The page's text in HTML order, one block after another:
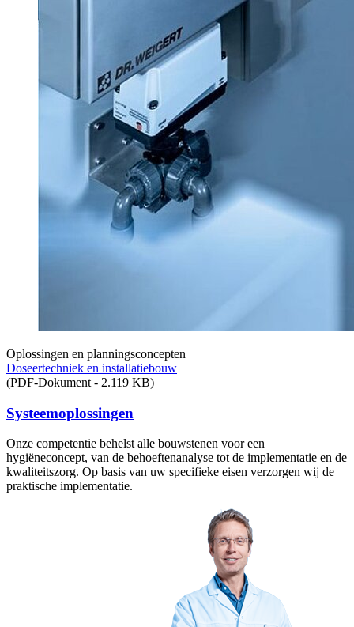
Oplossingen en planningsconcepten
Doseertechniek en installatiebouw
(PDF-Dokument - 2.119 KB)
Systeemoplossingen
Onze competentie behelst alle bouwstenen voor een
hygiëneconcept, van de behoeftenanalyse tot de implementatie en de
kwaliteitszorg. Op basis van uw specifieke eisen verzorgen wij de
praktische implementatie.